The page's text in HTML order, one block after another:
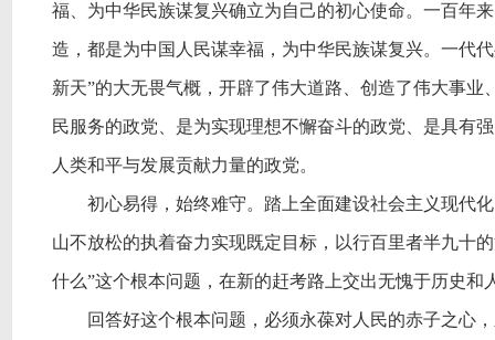
福、为中华民族谋复兴确立为自己的初心使命。一百年
造，都是为中国人民谋幸福，为中华民族谋复兴。一代
新天”的大无畏气概，开辟了伟大道路、创造了伟大事
民服务的政党、是为实现理想不懈奋斗的政党、是具有
人类和平与发展贡献力量的政党。
初心易得，始终难守。踏上全面建设社会主义现代
山不放松的执着奋力实现既定目标，以行百里者半九十
什么”这个根本问题，在新的赶考路上交出无愧于历史和
回答好这个根本问题，必须永葆对人民的赤子之心